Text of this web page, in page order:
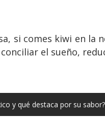
si comes kiwi en
el sueño,
y qué destaca por su sabor?